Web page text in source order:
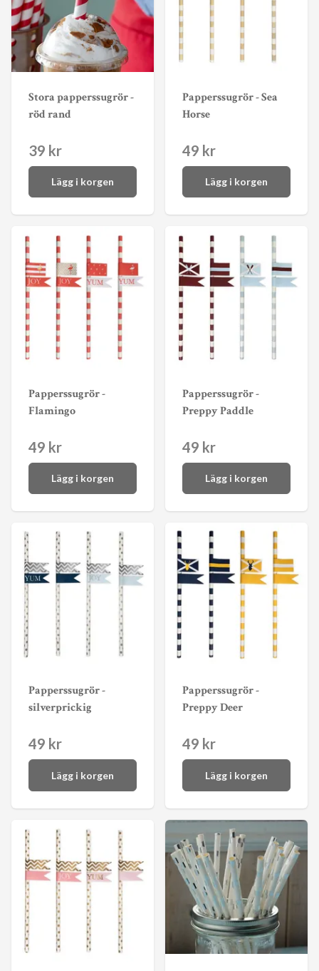
Stora papperssugrör -
röd rand
39 kr
Lägg i korgen
Papperssugrör - Sea
Horse
49 kr
Lägg i korgen
Papperssugrör -
Flamingo
49 kr
Lägg i korgen
Papperssugrör -
Preppy Paddle
49 kr
Lägg i korgen
Papperssugrör -
silverprickig
49 kr
Lägg i korgen
Papperssugrör -
Preppy Deer
49 kr
Lägg i korgen